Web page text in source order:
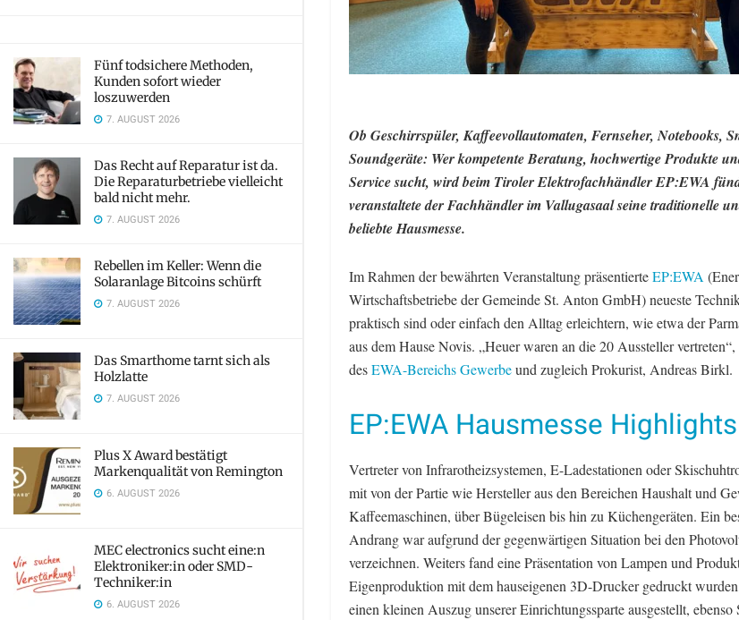
Fünf todsichere Methoden,
Kunden sofort wieder
loszuwerden
7. AUGUST 2026
Das Recht auf Reparatur ist da.
Die Reparaturbetriebe vielleicht
bald nicht mehr.
7. AUGUST 2026
Rebellen im Keller: Wenn die
Solaranlage Bitcoins schürft
7. AUGUST 2026
Das Smarthome tarnt sich als
Holzlatte
7. AUGUST 2026
Plus X Award bestätigt
Markenqualität von Remington
6. AUGUST 2026
MEC electronics sucht eine:n
Elektroniker:in oder SMD-
Techniker:in
6. AUGUST 2026
Ob Geschirrspüler, Kaffeevollautomaten, Fernseher, Notebooks,
Soundgeräte: Wer kompetente Beratung, hochwertige Produkte
Service sucht, wird beim Tiroler Elektrofachhändler EP:EWA
veranstaltete der Fachhändler im Vallugasaal seine traditionelle
beliebte Hausmesse.
Im Rahmen der bewährten Veranstaltung präsentierteEP:EWA
Wirtschaftsbetriebe der Gemeinde St. Anton GmbH) neueste
praktisch sind oder einfach den Alltag erleichtern, wie etwa der
aus dem Hause Novis. „Heuer waren an die 20 Aussteller
desEWA-Bereichs Gewerbeund zugleich Prokurist, Andreas Birkl.
EP:EWA Hausmesse Highlights
Vertreter von Infrarotheizsystemen, E-Ladestationen oder
mit von der Partie wie Hersteller aus den Bereichen Haushalt und
Kaffeemaschinen, über Bügeleisen bis hin zu Küchengeräten. Ein
Andrang war aufgrund der gegenwärtigen Situation bei den
verzeichnen. Weiters fand eine Präsentation von Lampen und
Eigenproduktion mit dem hauseigenen 3D-Drucker gedruckt
einen kleinen Auszug unserer Einrichtungssparte ausgestellt, ebenso